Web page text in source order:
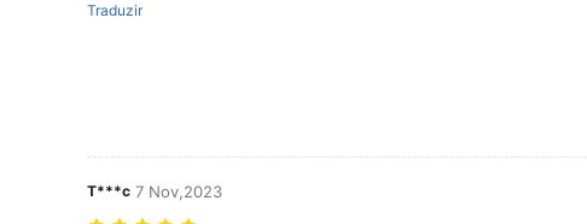
Traduzir
T***c 7 Nov,2023